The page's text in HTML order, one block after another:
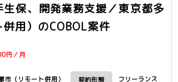
生保、開発業務支援／東京都多
用） のCOBOL案件
円／月
市（リモート併用） 契約形態 フリーランス